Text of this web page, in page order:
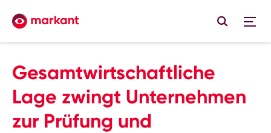
Gesamtwirtschaftliche
Lage zwingt Unternehmen
zur Prüfung und